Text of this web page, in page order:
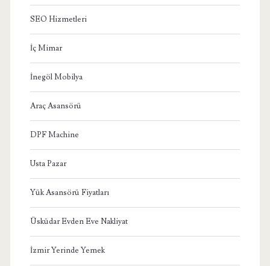
SEO Hizmetleri
İç Mimar
İnegöl Mobilya
Araç Asansörü
DPF Machine
Usta Pazar
Yük Asansörü Fiyatları
Üsküdar Evden Eve Nakliyat
İzmir Yerinde Yemek